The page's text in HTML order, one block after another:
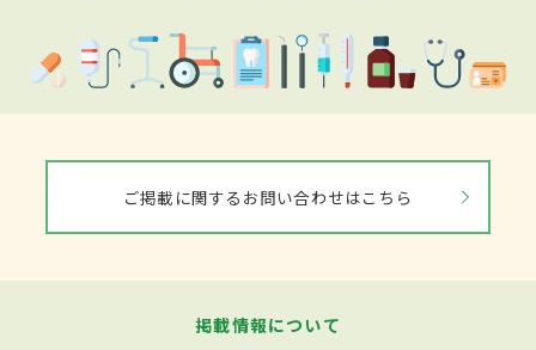
ご掲載に関するお問い合わせはこちら
掲載情報について